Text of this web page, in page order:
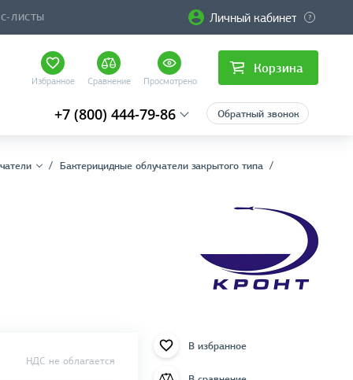
ЛИСТЫ Личный кабинет
Избранное Сравнение Просмотрено
Корзина
+7 (800) 444-79-86 Обратный звонок
Бактерицидные облучатели закрытого типа
НДС не облагается
В избранное